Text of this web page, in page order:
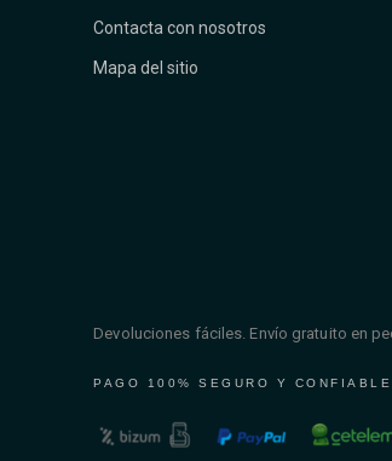
Contacta con nosotros
Mapa del sitio
Devoluciones fáciles. Envío gratuito en
PAGO 100% SEGURO Y CONFIABLE